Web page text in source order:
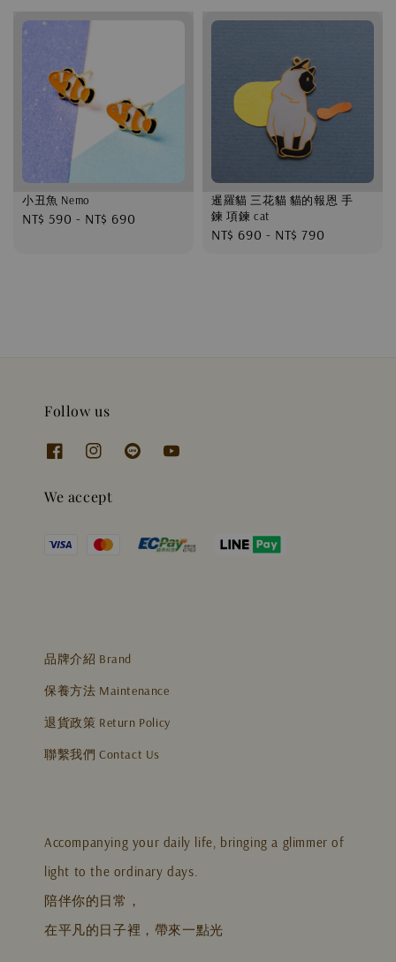
小丑魚 Nemo
Regular
NT$ 590 - NT$ 690
暹羅貓 三花貓 貓的報恩 手
鍊 項鍊 cat
Regular
NT$ 690 - NT$ 790
Follow us
We accept
品牌介紹 Brand
保養方法 Maintenance
退貨政策 Return Policy
聯繫我們 Contact Us
Accompanying your daily life, bringing a glimmer of
light to the ordinary days.
陪伴你的日常，
在平凡的日子裡，帶來一點光